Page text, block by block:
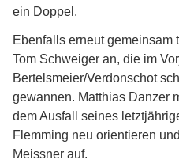
ein Doppel.
Ebenfalls erneut gemeinsam
Tom Schweiger an, die im
Bertelsmeier/Verdonschot
gewannen. Matthias Danzer
dem Ausfall seines
Flemming neu orientieren
Meissner auf.